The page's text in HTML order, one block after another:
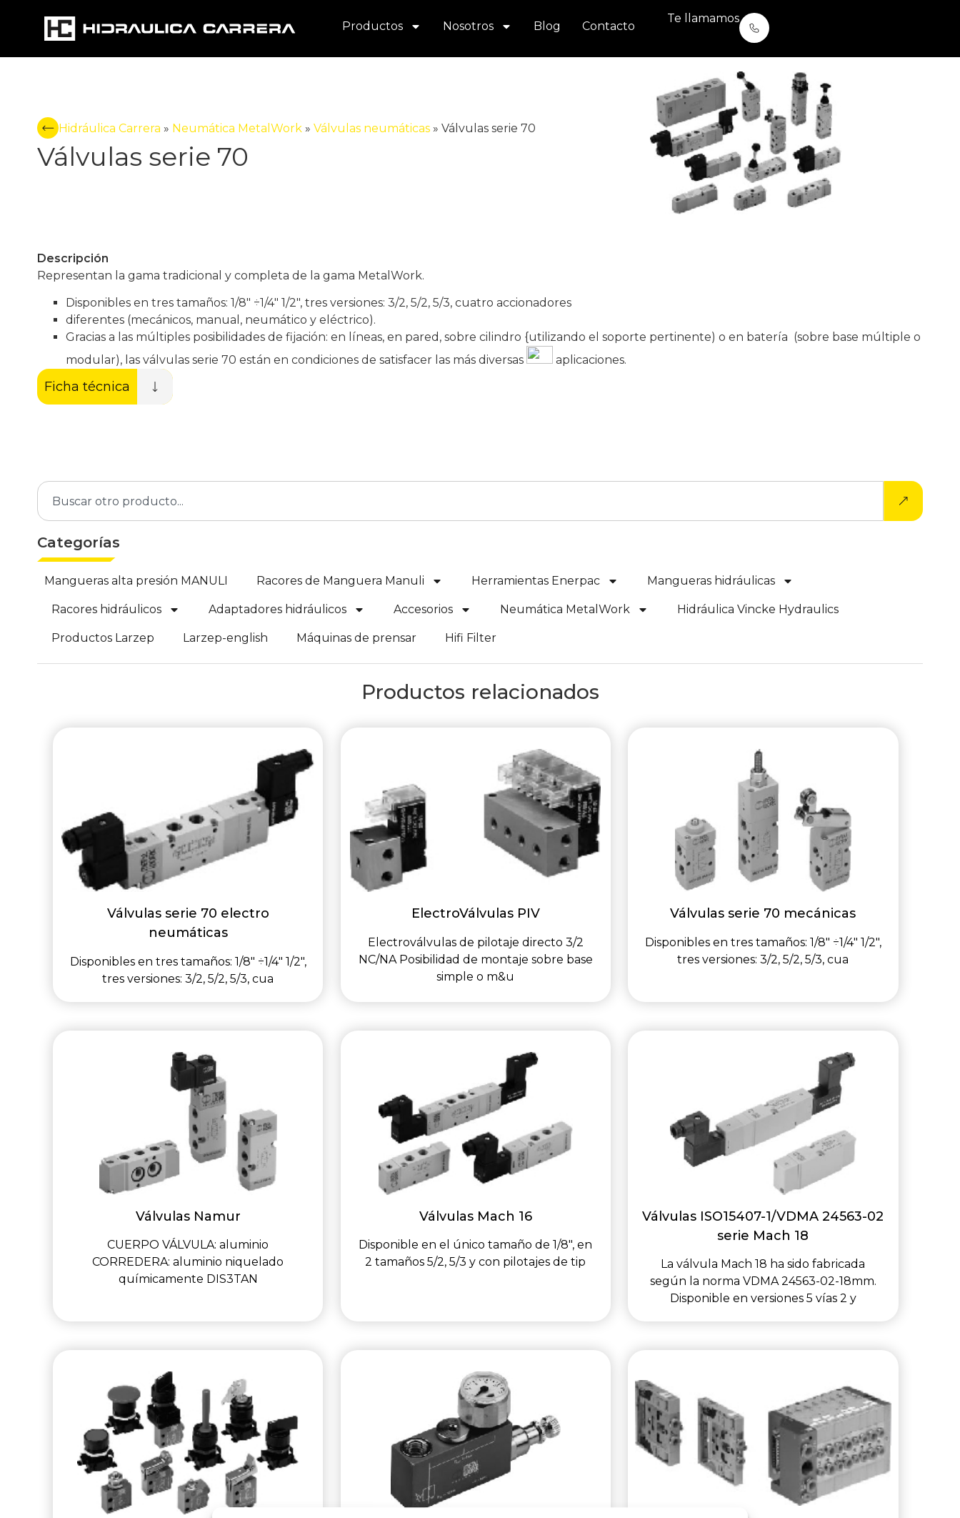
Productos Nosotros Blog Contacto
Te llamamos
Hidráulica Carrera » Neumática MetalWork » Válvulas neumáticas » Válvulas serie 70
Válvulas serie 70
Descripción
Representan la gama tradicional y completa de la gama MetalWork.
Disponibles en tres tamaños: 1/8" ÷1/4" 1/2", tres versiones: 3/2, 5/2, 5/3, cuatro accionadores
diferentes (mecánicos, manual, neumático y eléctrico).
Gracias a las múltiples posibilidades de fijación: en líneas, en pared, sobre cilindro {utilizando el soporte pertinente) o en batería (sobre base múltiple o
modular), las válvulas serie 70 están en condiciones de satisfacer las más diversas
aplicaciones.
Ficha técnica
Categorías
Mangueras alta presión MANULI Racores de Manguera Manuli Herramientas Enerpac Mangueras hidráulicas
Racores hidráulicos Adaptadores hidráulicos Accesorios Neumática MetalWork Hidráulica Vincke Hydraulics
Productos Larzep Larzep-english Máquinas de prensar Hifi Filter
Productos relacionados
Válvulas serie 70 electro
neumáticas
Disponibles en tres tamaños: 1/8" ÷1/4" 1/2",
tres versiones: 3/2, 5/2, 5/3, cua
ElectroVálvulas PIV
Electroválvulas de pilotaje directo 3/2
NC/NA Posibilidad de montaje sobre base
simple o m&u
Válvulas serie 70 mecánicas
Disponibles en tres tamaños: 1/8" ÷1/4" 1/2",
tres versiones: 3/2, 5/2, 5/3, cua
Válvulas Namur
CUERPO VÁLVULA: aluminio
CORREDERA: aluminio niquelado
químicamente DIS3TAN
Válvulas Mach 16
Disponible en el único tamaño de 1/8", en
2 tamaños 5/2, 5/3 y con pilotajes de tip
Válvulas ISO15407-1/VDMA 24563-02
serie Mach 18
La válvula Mach 18 ha sido fabricada
según la norma VDMA 24563-02-18mm.
Disponible en versiones 5 vías 2 y